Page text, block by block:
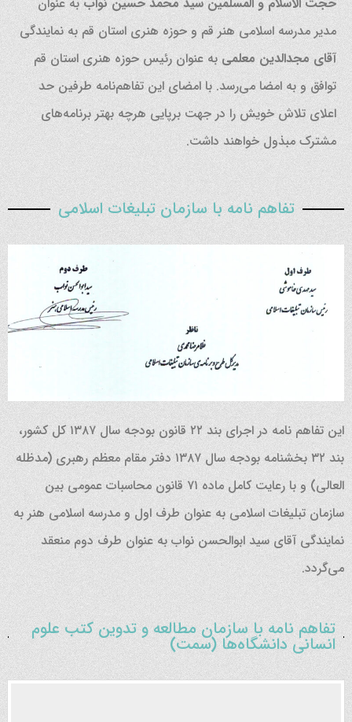
مدیر مدرسه اسلامی هنر قم و حوزه هنری استان قم به نمایندگی
آقای مجدالدین معلمیبه عنوان رئیس حوزه هنری استان قم
توافق و به امضا می‌رسد. با امضای این تفاهم‌نامه طرفین حد
اعلای تلاش خویش را در جهت برپایی هرچه بهتر برنامه‌های
مشترک مبذول خواهند داشت.
تفاهم نامه با سازمان تبلیغات اسلامی
این تفاهم نامه در اجرای بند ۲۲ قانون بودجه سال ۱۳۸۷ کل کشور،
بند ۳۲ بخشنامه بودجه سال ۱۳۸۷ دفتر مقام معظم رهبری (مدظله
العالی) و با رعایت کامل ماده ۷۱ قانون محاسبات عمومی بین
سازمان تبلیغات اسلامی به عنوان طرف اول و مدرسه اسلامی هنر به
نمایندگی آقای سید ابوالحسن نواب به عنوان طرف دوم منعقد
می‌گردد.
تفاهم نامه با سازمان مطالعه و تدوین کتب علوم
انسانی دانشگاه‌ها (سمت)